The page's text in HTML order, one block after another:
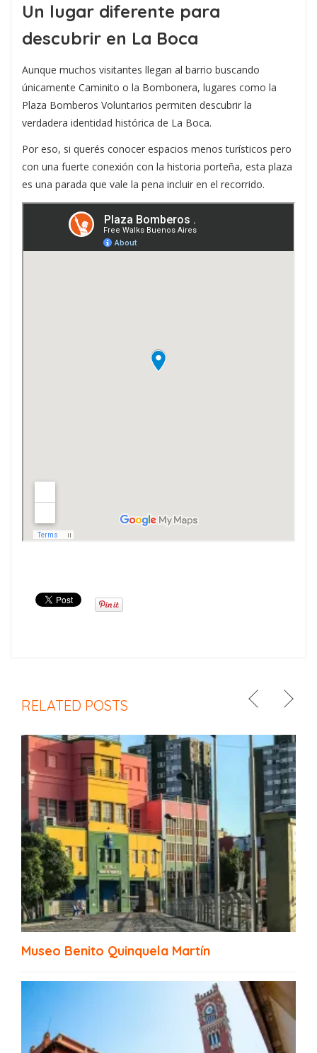
Un lugar diferente para
descubrir en La Boca
Aunque muchos visitantes llegan al barrio buscando
únicamente Caminito o la Bombonera, lugares como la
Plaza Bomberos Voluntarios permiten descubrir la
verdadera identidad histórica de La Boca.
Por eso, si querés conocer espacios menos turísticos pero
con una fuerte conexión con la historia porteña, esta plaza
es una parada que vale la pena incluir en el recorrido.
RELATED POSTS
Teatro de la Ribera La Boca
Museo Benito Quinquela Martín